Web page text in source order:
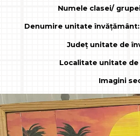
Numele clasei/
Denumire unitate învățământ:
Județ unitate de
Localitate unitate
Imagini